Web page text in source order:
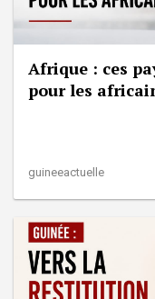
Afrique : ces
pour les
guineeactuelle